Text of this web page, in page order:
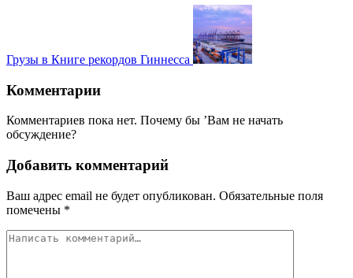
Грузы в Книге рекордов Гиннесса
Комментарии
Комментариев пока нет. Почему бы ’Вам не начать
обсуждение?
Добавить комментарий
Ваш адрес email не будет опубликован. Обязательные поля
помечены *